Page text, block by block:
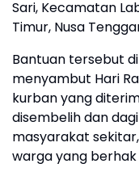
Sari, Kecamatan
Timur, Nusa
Bantuan tersebut
menyambut Hari
kurban yang
disembelih dan
masyarakat
warga yang